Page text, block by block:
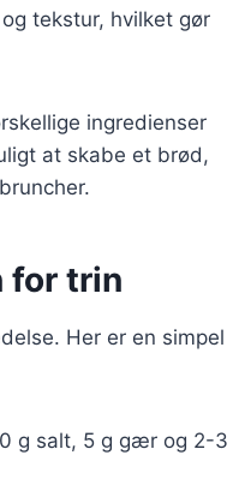
tekstur, hvilket gør
ingredienser
at skabe et brød,
for trin
Her er en simpel
g salt, 5 g gær og 2-3